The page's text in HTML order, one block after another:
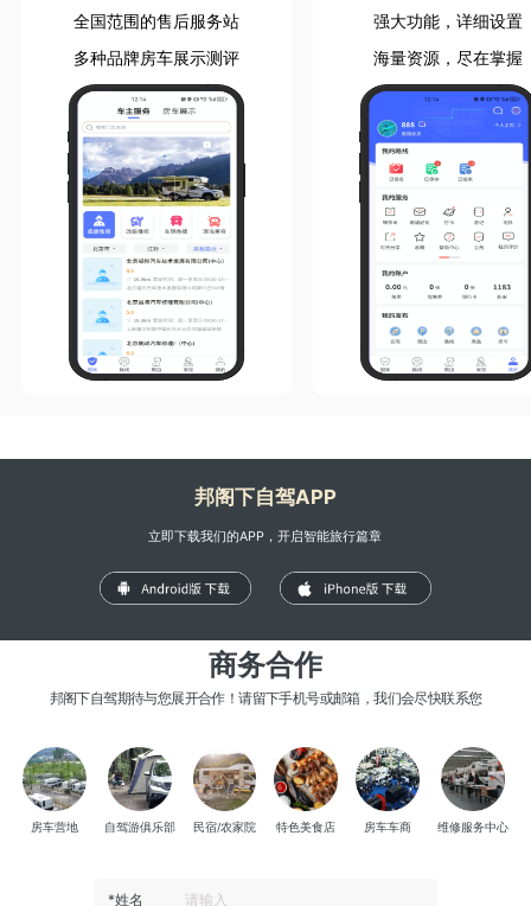
全国范围的售后服务站
多种品牌房车展示测评
强大功能，详细设置
海量资源，尽在掌握
邦阁下自驾APP
立即下载我们的APP，开启智能旅行篇章
商务合作
邦阁下自驾期待与您展开合作！请留下手机号或邮箱，我们会尽快联系您
房车营地 自驾游俱乐部 民宿/农家院 特色美食店 房车车商 维修服务中心
*姓名